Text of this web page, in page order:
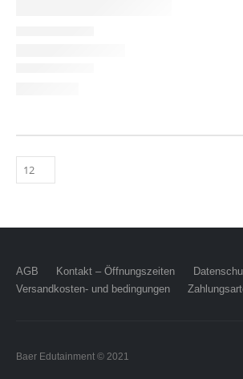
AGB Kontakt – Öffnungszeiten
Versandkosten- und bedingungen
Baer Edutainment © 2021